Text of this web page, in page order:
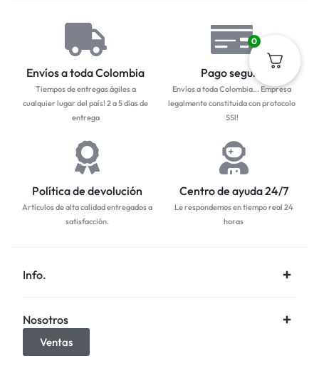
Envíos a toda Colombia
Tiempos de entregas ágiles a
cualquier lugar del país! 2 a 5 días de
entrega
Pago seguro
Envíos a toda Colombia... Empresa
legalmente constituida con protocolo
SSl!
Política de devolución
Artículos de alta calidad entregados a
satisfacción.
Centro de ayuda 24/7
Le respondemos en tiempo real 24
horas
Info.
Nosotros
Ventas
0